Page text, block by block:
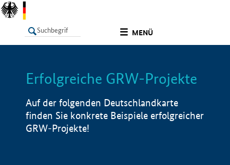
MENÜ
LISTE Info
Erfolgreiche GRW-Projekte
Auf der folgenden Deutschlandkarte
finden Sie konkrete Beispiele erfolgreicher
GRW-Projekte!